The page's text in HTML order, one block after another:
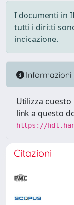
I documenti in
tutti i diritti
indicazione.
Informazioni
Utilizza
link a questo
https://
Citazioni